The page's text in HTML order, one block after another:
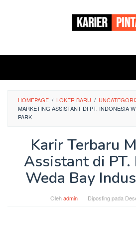
HOMEPAGE / LOKER BARU /
MARKETING ASSISTANT DI PT. INDONESIA
PARK
Karir Terbaru
Assistant di PT.
Weda Bay
Olehadmin Diposting pada